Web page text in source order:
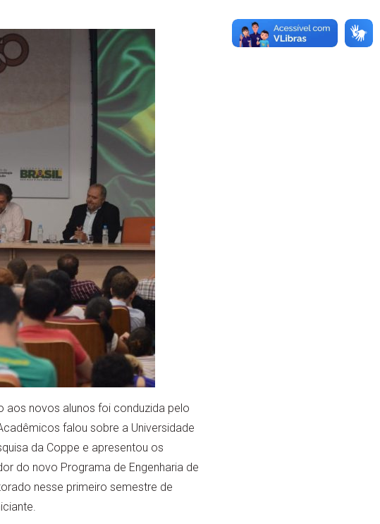
aos novos alunos foi conduzida pelo
falou sobre a Universidade
da Coppe e apresentou os
do novo Programa de Engenharia de
nesse primeiro semestre de